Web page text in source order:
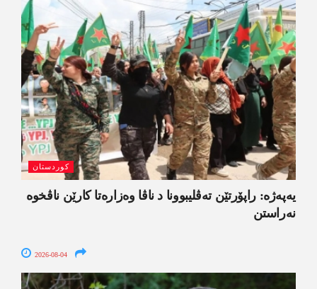
کوردستان
یەپەژە: راپۆرتێن تەڤلیبوونا د ناڤا وەزارەتا کارێن ناڤخوە
نەراستن
2026-08-04